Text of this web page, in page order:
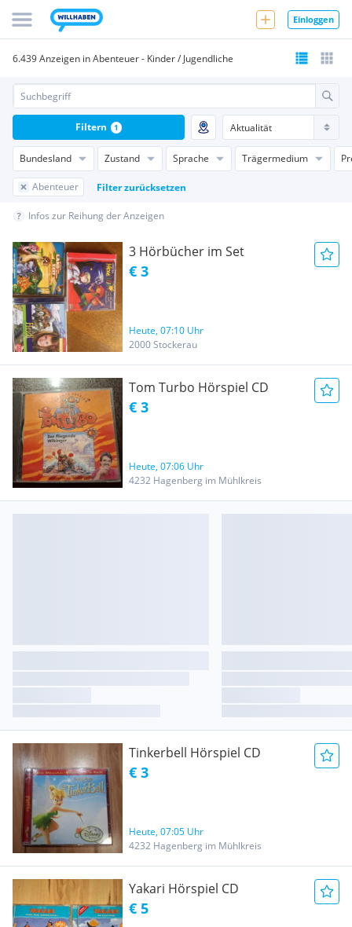
Einloggen
6.439 Anzeigen in Abenteuer - Kinder / Jugendliche
Bundesland Zustand Sprache Trägermedium
Abenteuer Filter zurücksetzen
Filtern 1
Infos zur Reihung der Anzeigen
3 Hörbücher im Set
€ 3
Heute, 07:10 Uhr
2000 Stockerau
Tom Turbo Hörspiel CD
€ 3
Heute, 07:06 Uhr
4232 Hagenberg im Mühlkreis
Tinkerbell Hörspiel CD
€ 3
Heute, 07:05 Uhr
4232 Hagenberg im Mühlkreis
Yakari Hörspiel CD
€ 5